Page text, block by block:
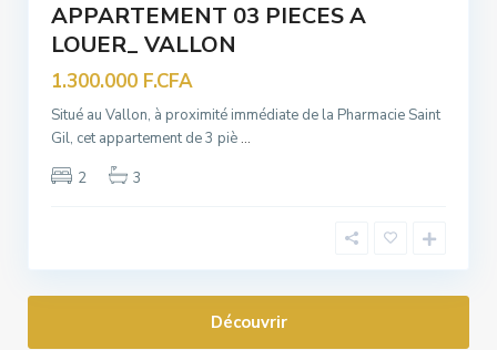
APPARTEMENT 03 PIECES A
LOUER_ VALLON
1.300.000 F.CFA
Situé au Vallon, à proximité immédiate de la Pharmacie Saint
Gil, cet appartement de 3 piè ...
2
3
Découvrir